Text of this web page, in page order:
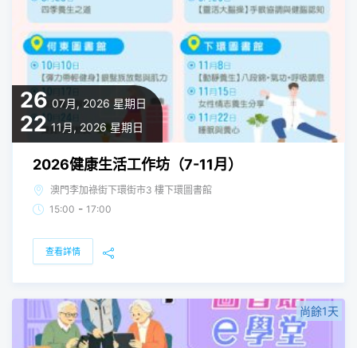
26 07月, 2026 星期日
22 11月, 2026 星期日
2026健康生活工作坊（7-11月）
澳門李加祿街下環街市3 樓下環圖書館
15:00 - 17:00
查看詳情
尚餘1天